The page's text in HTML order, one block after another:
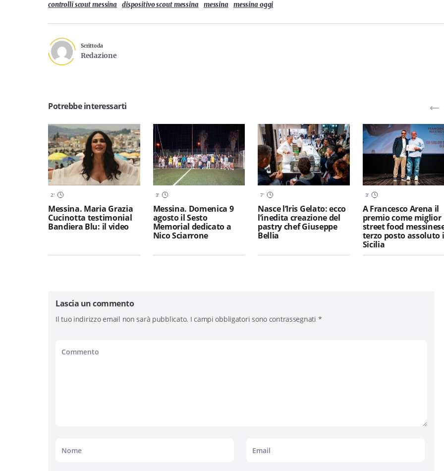
controlli scout messina dispositivo scout messina messina messina oggi
Scritto da
Redazione
Potrebbe interessarti
2'
Messina. Maria Grazia
Cucinotta testimonial
Bandiera Blu: il video
3'
Messina. Domenica 9
agosto il Sesto
Memorial dedicato a
Nico Sciarrone
7'
Nasce l’Iris Gelato: ecco
l’inedita creazione del
pastry chef Giuseppe
Bellia
3'
A Francesco Arena il
premio come miglior
street food
terzo posto assoluto
Sicilia
Lascia un commento
Il tuo indirizzo email non sarà pubblicato. I campi obbligatori sono contrassegnati *